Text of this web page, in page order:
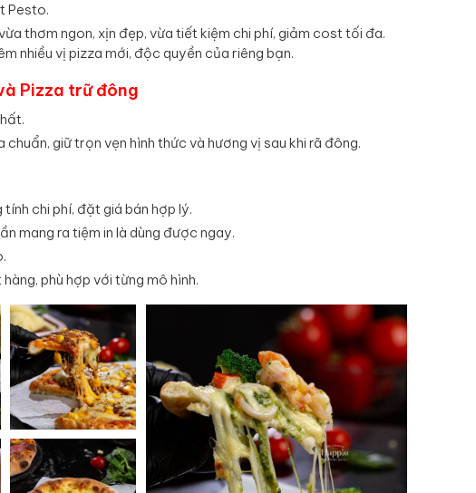
Pesto.
thơm ngon, xịn đẹp, vừa tiết kiệm chi phí, giảm cost tối đa.
nhiều vị pizza mới, độc quyền của riêng bạn.
Pizza trữ đông
giữ trọn vẹn hình thức và hương vị sau khi rã đông.
chi phí, đặt giá bán hợp lý.
mang ra tiệm in là dùng được ngay.
phù hợp với từng mô hình.